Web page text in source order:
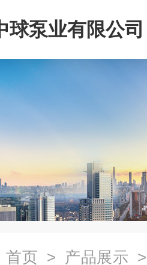
球泵业有限公司
首页 > 产品展示